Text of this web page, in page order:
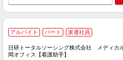
アルバイト パート 派遣社員
日研トータルソーシング株式会社 メディカ
岡オフィス【看護助手】